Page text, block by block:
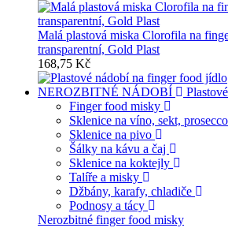
Malá plastová miska Clorofila na
transparentní, Gold Plast
168,75 Kč
NEROZBITNÉ NÁDOBÍ
Plastové
Finger food misky
Sklenice na víno, sekt, prosecco
Sklenice na pivo
Šálky na kávu a čaj
Sklenice na koktejly
Talíře a misky
Džbány, karafy, chladiče
Podnosy a tácy
Nerozbitné finger food misky